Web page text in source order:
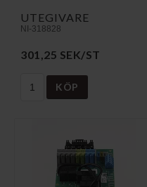
UTEGIVARE
NI-318828
301,25 SEK/ST
KÖP